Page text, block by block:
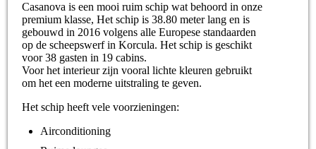
Casanova is een mooi ruim schip wat behoord in onze
premium klasse, Het schip is 38.80 meter lang en is
gebouwd in 2016 volgens alle Europese standaarden
op de scheepswerf in Korcula. Het schip is geschikt
voor 38 gasten in 19 cabins.
Voor het interieur zijn vooral lichte kleuren gebruikt
om het een moderne uitstraling te geven.
Het schip heeft vele voorzieningen:
Airconditioning